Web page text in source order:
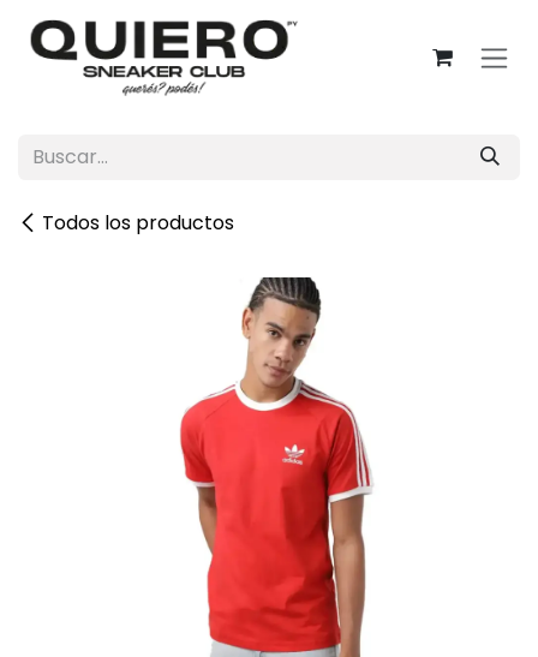
Ir al contenido
Todos los productos